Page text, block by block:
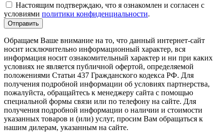
Настоящим подтверждаю, что я ознакомлен и согласен с
условиями политики конфиденциальности.
Обращаем Ваше внимание на то, что данный интернет-сайт
носит исключительно информационный характер, вся
информация носит ознакомительный характер и ни при каких
условиях не является публичной офертой, определяемой
положениями Статьи 437 Гражданского кодекса РФ. Для
получения подробной информации об условиях партнерства,
пожалуйста, обращайтесь к менеджеру сайта с помощью
специальной формы связи или по телефону на сайте. Для
получения подробной информации о наличии и стоимости
указанных товаров и (или) услуг, просим Вам обращаться к
нашим дилерам, указанным на сайте.